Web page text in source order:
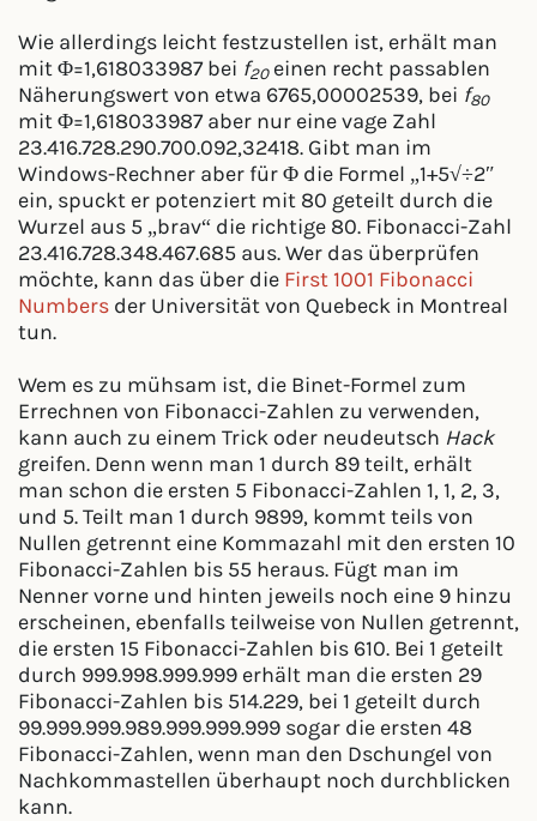
Wie allerdings leicht festzustellen ist, erhält man
mit Φ=1,618033987 bei f20einen recht passablen
Näherungswert von etwa 6765,00002539, bei f80
mit Φ=1,618033987 aber nur eine vage Zahl
23.416.728.290.700.092,32418. Gibt man im
Windows-Rechner aber für Φ die Formel „1+5√÷2″
ein, spuckt er potenziert mit 80 geteilt durch die
Wurzel aus 5 „brav“ die richtige 80. Fibonacci-Zahl
23.416.728.348.467.685 aus. Wer das überprüfen
möchte, kann das über die First 1001 Fibonacci
Numbers der Universität von Quebeck in Montreal
tun.
Wem es zu mühsam ist, die Binet-Formel zum
Errechnen von Fibonacci-Zahlen zu verwenden,
kann auch zu einem Trick oder neudeutsch Hack
greifen. Denn wenn man 1 durch 89 teilt, erhält
man schon die ersten 5 Fibonacci-Zahlen 1, 1, 2, 3,
und 5. Teilt man 1 durch 9899, kommt teils von
Nullen getrennt eine Kommazahl mit den ersten 10
Fibonacci-Zahlen bis 55 heraus. Fügt man im
Nenner vorne und hinten jeweils noch eine 9 hinzu
erscheinen, ebenfalls teilweise von Nullen getrennt,
die ersten 15 Fibonacci-Zahlen bis 610. Bei 1 geteilt
durch 999.998.999.999 erhält man die ersten 29
Fibonacci-Zahlen bis 514.229, bei 1 geteilt durch
99.999.999.989.999.999.999 sogar die ersten 48
Fibonacci-Zahlen, wenn man den Dschungel von
Nachkommastellen überhaupt noch durchblicken
kann.